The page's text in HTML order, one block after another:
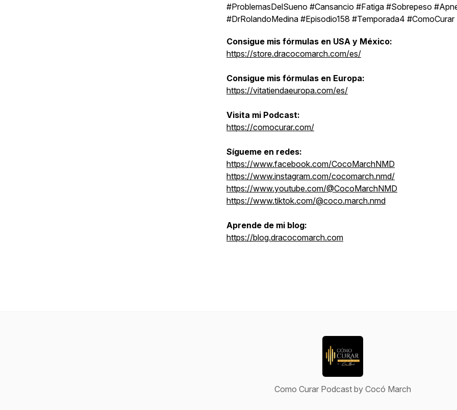
#ProblemasDelSueno #Cansancio #Fatiga #Sobrepeso
#DrRolandoMedina #Episodio158 #Temporada4 #ComoCurar
Consigue mis fórmulas en USA y México:
https://store.dracocomarch.com/es/
Consigue mis fórmulas en Europa:
https://vitatiendaeuropa.com/es/
Visita mi Podcast:
https://comocurar.com/
Sígueme en redes:
https://www.facebook.com/CocoMarchNMD
https://www.instagram.com/cocomarch.nmd/
https://www.youtube.com/@CocoMarchNMD
https://www.tiktok.com/@coco.march.nmd
Aprende de mi blog:
https://blog.dracocomarch.com
Como Curar Podcast by Cocó March